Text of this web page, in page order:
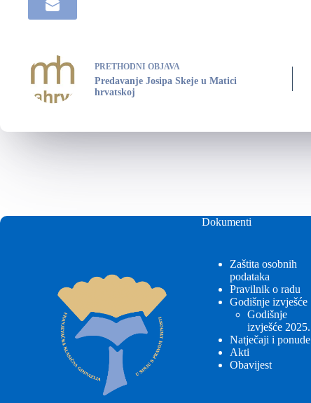
PRETHODNI OBJAVA
Predavanje Josipa Skeje u Matici
hrvatskoj
Dokumenti
Zaštita osobnih
podataka
Pravilnik o radu
Godišnje izvješće
Godišnje
izvješće 2025.
Natječaji i ponude
Akti
Obavijest